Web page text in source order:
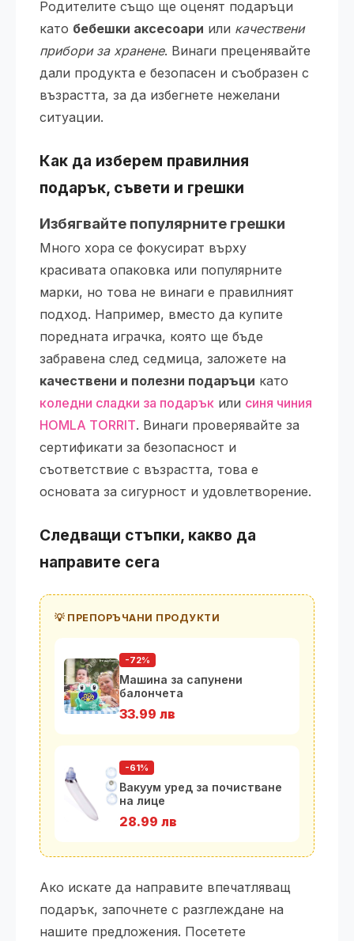
Родителите също ще оценят подаръци
като бебешки аксесоари или качествени
прибори за хранене. Винаги преценявайте
дали продукта е безопасен и съобразен с
възрастта, за да избегнете нежелани
ситуации.
Как да изберем правилния
подарък, съвети и грешки
Избягвайте популярните грешки
Много хора се фокусират върху
красивата опаковка или популярните
марки, но това не винаги е правилният
подход. Например, вместо да купите
поредната играчка, която ще бъде
забравена след седмица, заложете на
качествени и полезни подаръци като
коледни сладки за подарък или синя чиния
HOMLA TORRIT. Винаги проверявайте за
сертификати за безопасност и
съответствие с възрастта, това е
основата за сигурност и удовлетворение.
Следващи стъпки, какво да
направите сега
💡 ПРЕПОРЪЧАНИ ПРОДУКТИ
-72%
Машина за сапунени
балончета
33.99 лв
-61%
Вакуум уред за почистване
на лице
28.99 лв
Ако искате да направите впечатляващ
подарък, започнете с разглеждане на
нашите предложения. Посетете